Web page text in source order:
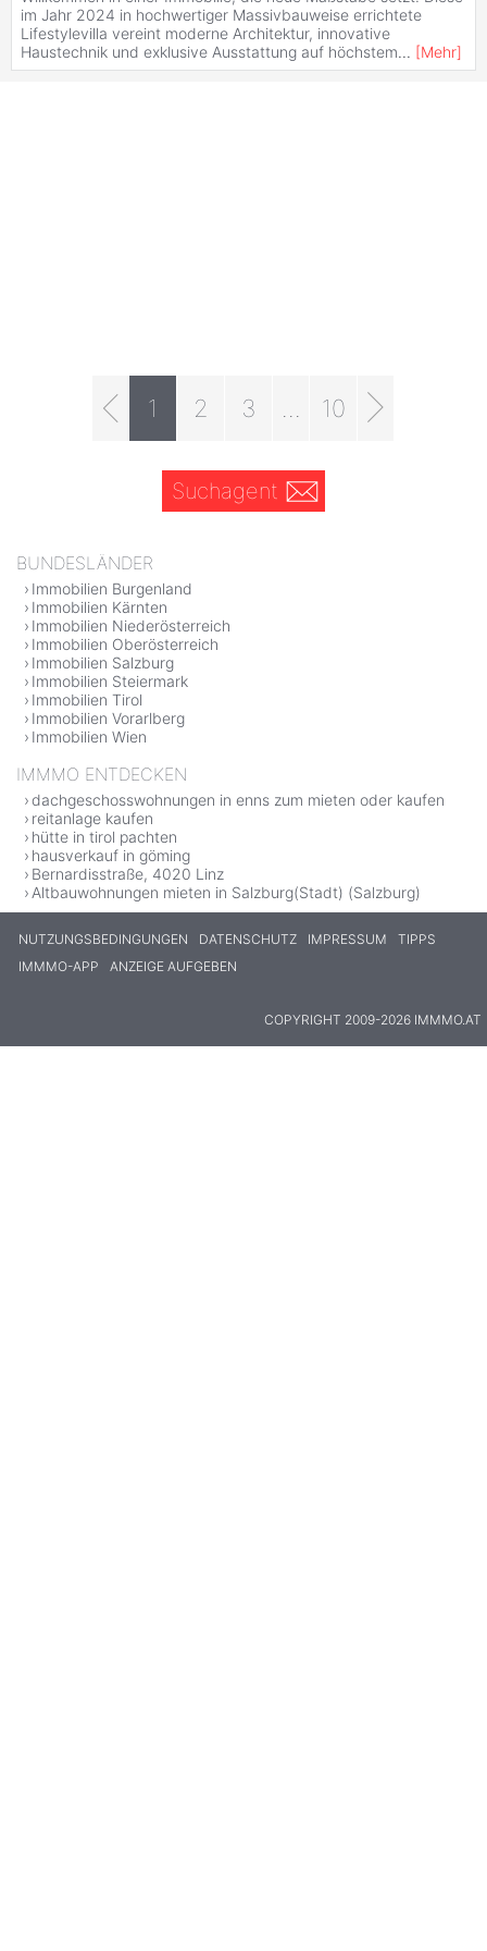
im Jahr 2024 in hochwertiger Massivbauweise errichtete
Lifestylevilla vereint moderne Architektur, innovative
Haustechnik und exklusive Ausstattung auf höchstem... [Mehr]
1 2 3 10
Suchagent
BUNDESLÄNDER
Immobilien Burgenland
Immobilien Kärnten
Immobilien Niederösterreich
Immobilien Oberösterreich
Immobilien Salzburg
Immobilien Steiermark
Immobilien Tirol
Immobilien Vorarlberg
Immobilien Wien
IMMMO ENTDECKEN
dachgeschosswohnungen in enns zum mieten oder kaufen
reitanlage kaufen
hütte in tirol pachten
hausverkauf in göming
Bernardisstraße, 4020 Linz
Altbauwohnungen mieten in Salzburg(Stadt) (Salzburg)
NUTZUNGSBEDINGUNGEN DATENSCHUTZ IMPRESSUM
TIPPS
IMMMO-APP
ANZEIGE AUFGEBEN
COPYRIGHT 2009-2026 IMMMO.AT